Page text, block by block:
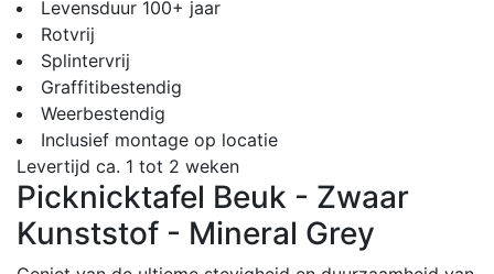
Levensduur 100+ jaar
Rotvrij
Splintervrij
Graffitibestendig
Weerbestendig
Inclusief montage op locatie
Levertijd ca. 1 tot 2 weken
Picknicktafel Beuk - Zwaar
Kunststof - Mineral Grey